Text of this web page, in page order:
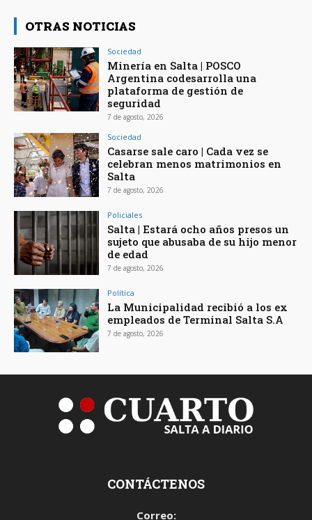
OTRAS NOTICIAS
Sociedad
Minería en Salta | POSCO
Argentina codesarrolla una
plataforma de gestión de
seguridad
7 de agosto, 2026
Sociedad
Casarse sale caro | Cada vez se
celebran menos matrimonios en
Salta
7 de agosto, 2026
Policiales
Salta | Estará ocho años presos un
sujeto que abusaba de su hijo menor
de edad
7 de agosto, 2026
Política
La Municipalidad recibió a los ex
empleados de Terminal Salta S.A
7 de agosto, 2026
CONTÁCTENOS
Correo: